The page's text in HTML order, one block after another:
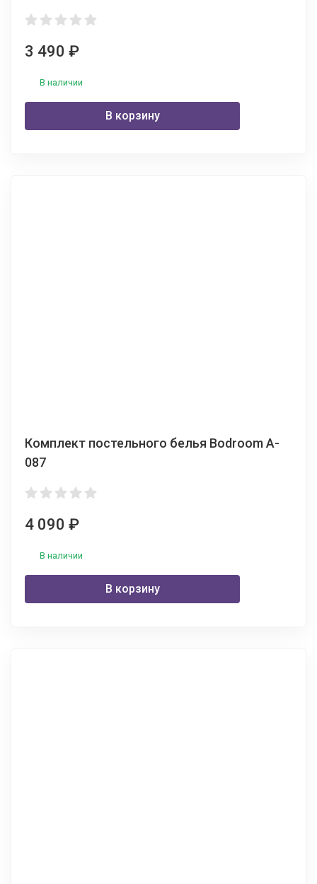
3 490 ₽
В наличии
В корзину
Комплект постельного белья Bodroom A-
087
4 090 ₽
В наличии
В корзину